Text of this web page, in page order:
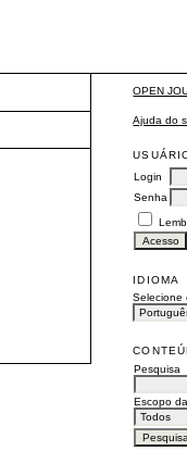
OPEN
Ajuda do
Login
Senha
IDIOMA
Selecione
Pesquisa
Escopo